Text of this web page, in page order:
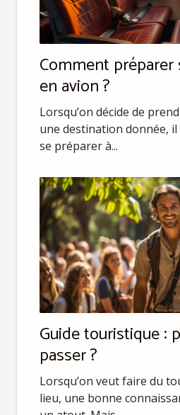
Comment préparer
en avion ?
Lorsqu’on décide de
une destination donnée,
se préparer à...
Guide touristique :
passer ?
Lorsqu’on veut faire du
lieu, une bonne